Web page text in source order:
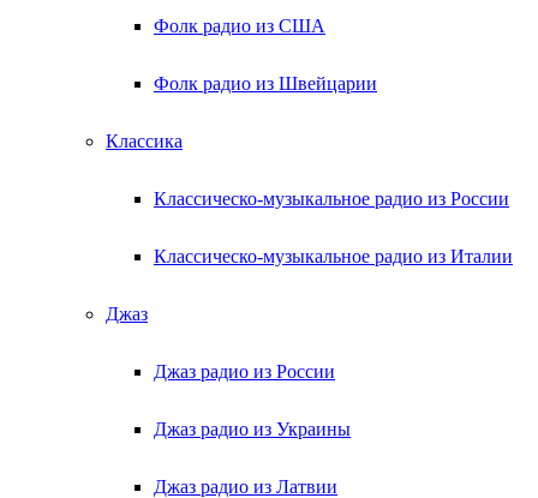
Фолк радио из США
Фолк радио из Швейцарии
Классика
Классическо-музыкальное радио из России
Классическо-музыкальное радио из Италии
Джаз
Джаз радио из России
Джаз радио из Украины
Джаз радио из Латвии